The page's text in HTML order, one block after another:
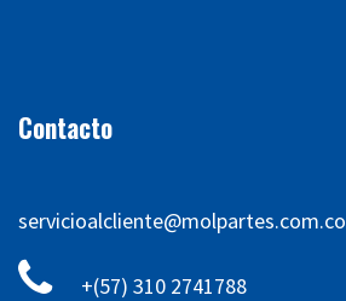
Contacto
servicioalcliente@molpartes.com.co
+(57) 310 2741788